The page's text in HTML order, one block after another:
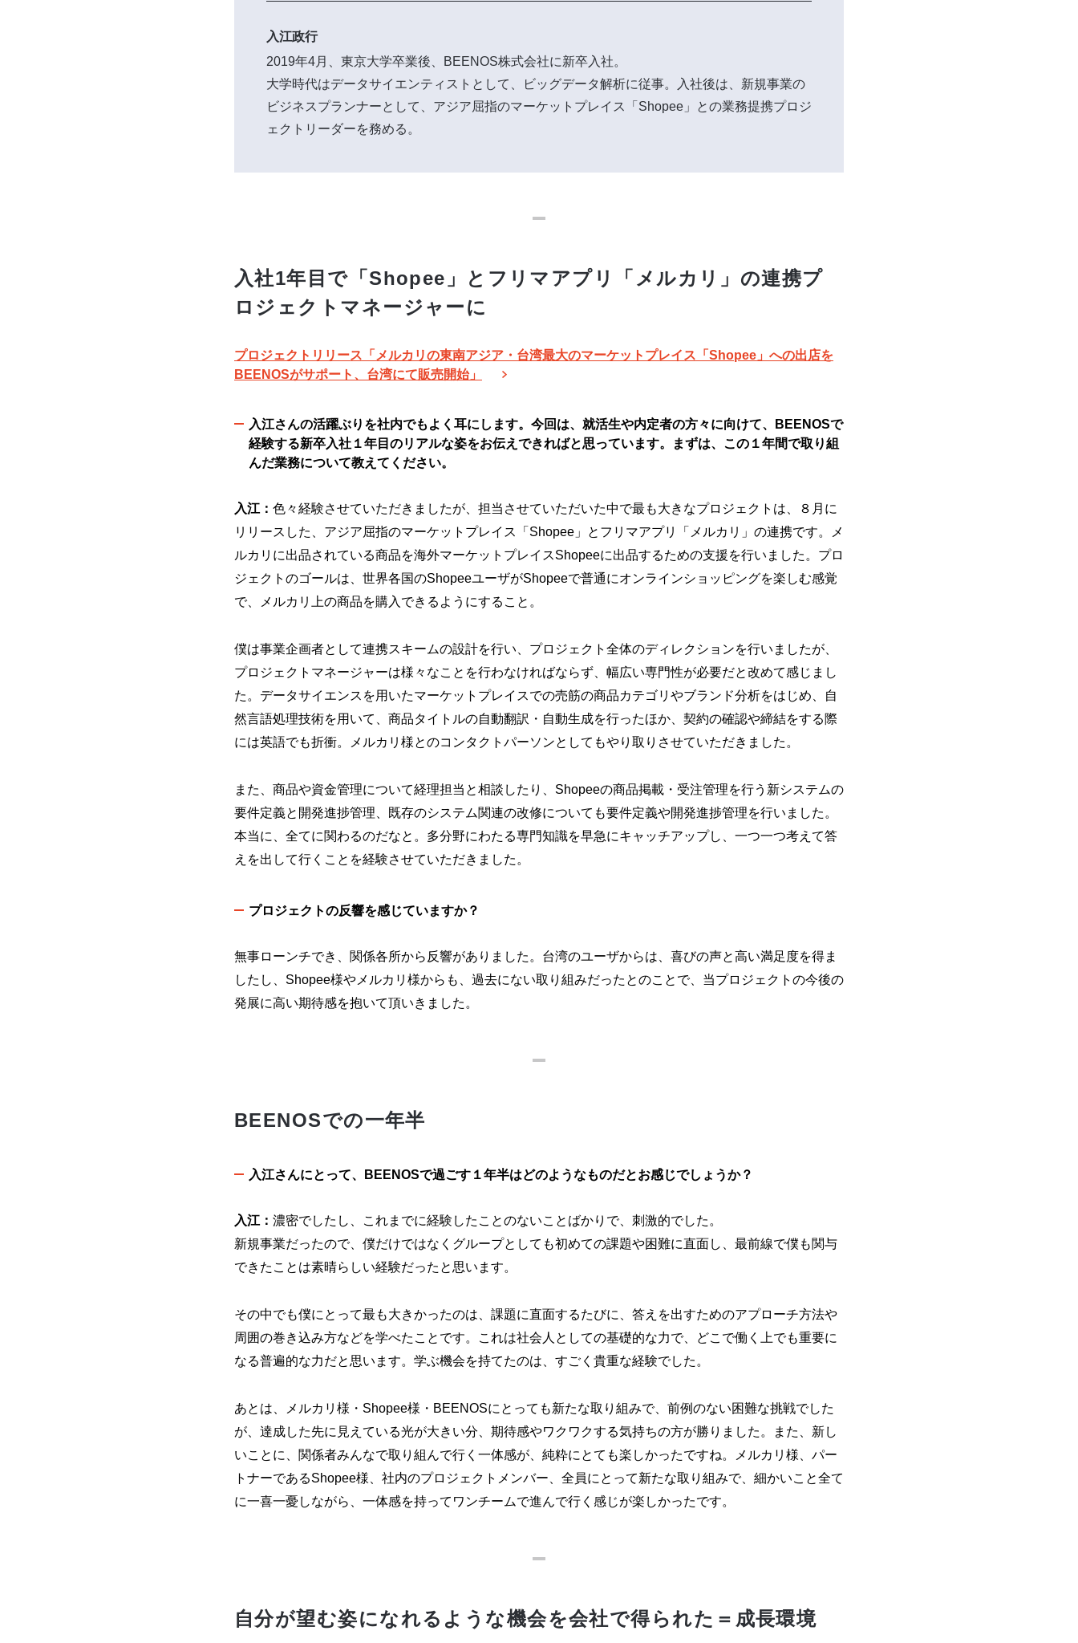
入江政行
2019年4月、東京大学卒業後、BEENOS株式会社に新卒入社。
大学時代はデータサイエンティストとして、ビッグデータ解析に従事。入社後は、新規事業の
ビジネスプランナーとして、アジア屈指のマーケットプレイス「Shopee」との業務提携プロジ
ェクトリーダーを務める。
入社1年目で「Shopee」とフリマアプリ「メルカリ」の連携プ
ロジェクトマネージャーに
プロジェクトリリース「メルカリの東南アジア・台湾最大のマーケットプレイス「Shopee」への出店を
BEENOSがサポート、台湾にて販売開始」
入江さんの活躍ぶりを社内でもよく耳にします。今回は、就活生や内定者の方々に向けて、BEENOSで
経験する新卒入社１年目のリアルな姿をお伝えできればと思っています。まずは、この１年間で取り組
んだ業務について教えてください。
入江： 色々経験させていただきましたが、担当させていただいた中で最も大きなプロジェクトは、８月に
リリースした、アジア屈指のマーケットプレイス「Shopee」とフリマアプリ「メルカリ」の連携です。メ
ルカリに出品されている商品を海外マーケットプレイスShopeeに出品するための支援を行いました。プロ
ジェクトのゴールは、世界各国のShopeeユーザがShopeeで普通にオンラインショッピングを楽しむ感覚
で、メルカリ上の商品を購入できるようにすること。
僕は事業企画者として連携スキームの設計を行い、プロジェクト全体のディレクションを行いましたが、
プロジェクトマネージャーは様々なことを行わなければならず、幅広い専門性が必要だと改めて感じまし
た。データサイエンスを用いたマーケットプレイスでの売筋の商品カテゴリやブランド分析をはじめ、自
然言語処理技術を用いて、商品タイトルの自動翻訳・自動生成を行ったほか、契約の確認や締結をする際
には英語でも折衝。メルカリ様とのコンタクトパーソンとしてもやり取りさせていただきました。
また、商品や資金管理について経理担当と相談したり、Shopeeの商品掲載・受注管理を行う新システムの
要件定義と開発進捗管理、既存のシステム関連の改修についても要件定義や開発進捗管理を行いました。
本当に、全てに関わるのだなと。多分野にわたる専門知識を早急にキャッチアップし、一つ一つ考えて答
えを出して行くことを経験させていただきました。
プロジェクトの反響を感じていますか？
無事ローンチでき、関係各所から反響がありました。台湾のユーザからは、喜びの声と高い満足度を得ま
したし、Shopee様やメルカリ様からも、過去にない取り組みだったとのことで、当プロジェクトの今後の
発展に高い期待感を抱いて頂いきました。
BEENOSでの一年半
入江さんにとって、BEENOSで過ごす１年半はどのようなものだとお感じでしょうか？
入江： 濃密でしたし、これまでに経験したことのないことばかりで、刺激的でした。
新規事業だったので、僕だけではなくグループとしても初めての課題や困難に直面し、最前線で僕も関与
できたことは素晴らしい経験だったと思います。
その中でも僕にとって最も大きかったのは、課題に直面するたびに、答えを出すためのアプローチ方法や
周囲の巻き込み方などを学べたことです。これは社会人としての基礎的な力で、どこで働く上でも重要に
なる普遍的な力だと思います。学ぶ機会を持てたのは、すごく貴重な経験でした。
あとは、メルカリ様・Shopee様・BEENOSにとっても新たな取り組みで、前例のない困難な挑戦でした
が、達成した先に見えている光が大きい分、期待感やワクワクする気持ちの方が勝りました。また、新し
いことに、関係者みんなで取り組んで行く一体感が、純粋にとても楽しかったですね。メルカリ様、パー
トナーであるShopee様、社内のプロジェクトメンバー、全員にとって新たな取り組みで、細かいこと全て
に一喜一憂しながら、一体感を持ってワンチームで進んで行く感じが楽しかったです。
自分が望む姿になれるような機会を会社で得られた＝成長環境